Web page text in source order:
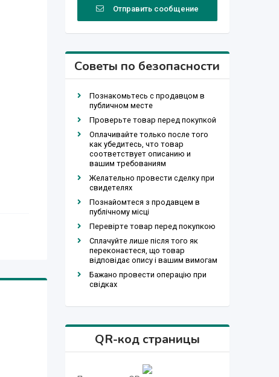
Отправить сообщение
Советы по безопасности
Познакомьтесь с продавцом в
публичном месте
Проверьте товар перед покупкой
Оплачивайте только после того
как убедитесь, что товар
соответствует описанию и
вашим требованиям
Желательно провести сделку при
свидетелях
Познайомтеся з продавцем в
публічному місці
Перевірте товар перед покупкою
Сплачуйте лише після того як
переконаєтеся, що товар
відповідає опису і вашим вимогам
Бажано провести операцію при
свідках
QR-код страницы